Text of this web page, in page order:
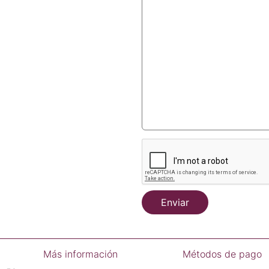
Enviar
Más información Métodos de pago